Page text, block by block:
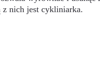
z nich jest cykliniarka.